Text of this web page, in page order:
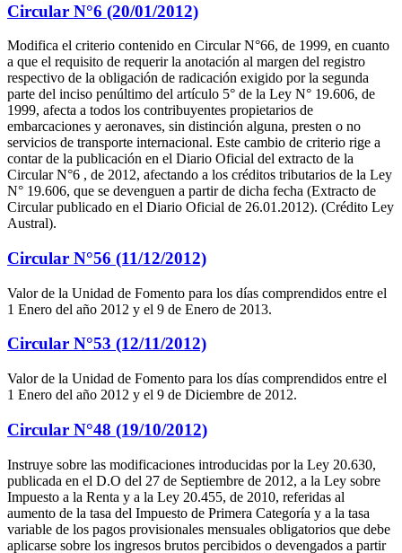
Circular N°6 (20/01/2012)
Modifica el criterio contenido en Circular N°66, de 1999, en cuanto
a que el requisito de requerir la anotación al margen del registro
respectivo de la obligación de radicación exigido por la segunda
parte del inciso penúltimo del artículo 5° de la Ley N° 19.606, de
1999, afecta a todos los contribuyentes propietarios de
embarcaciones y aeronaves, sin distinción alguna, presten o no
servicios de transporte internacional. Este cambio de criterio rige a
contar de la publicación en el Diario Oficial del extracto de la
Circular N°6 , de 2012, afectando a los créditos tributarios de la Ley
N° 19.606, que se devenguen a partir de dicha fecha (Extracto de
Circular publicado en el Diario Oficial de 26.01.2012). (Crédito Ley
Austral).
Circular N°56 (11/12/2012)
Valor de la Unidad de Fomento para los días comprendidos entre el
1 Enero del año 2012 y el 9 de Enero de 2013.
Circular N°53 (12/11/2012)
Valor de la Unidad de Fomento para los días comprendidos entre el
1 Enero del año 2012 y el 9 de Diciembre de 2012.
Circular N°48 (19/10/2012)
Instruye sobre las modificaciones introducidas por la Ley 20.630,
publicada en el D.O del 27 de Septiembre de 2012, a la Ley sobre
Impuesto a la Renta y a la Ley 20.455, de 2010, referidas al
aumento de la tasa del Impuesto de Primera Categoría y a la tasa
variable de los pagos provisionales mensuales obligatorios que debe
aplicarse sobre los ingresos brutos percibidos o devengados a partir